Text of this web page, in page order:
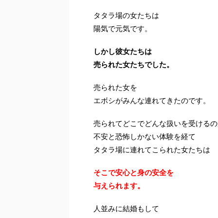
タタラ場の女たちは
陽気で元気です。
しかし彼女たちは
売られた女たちでした。
売られた女を
エボシがみんな連れてきたのです。
売られてどこでどんな扱いを受ける
不安と恐怖しかない体験を経て
タタラ場に連れてこられた女たちは
そこで安心と身の安全を
与えられます。
人並みに結婚もして